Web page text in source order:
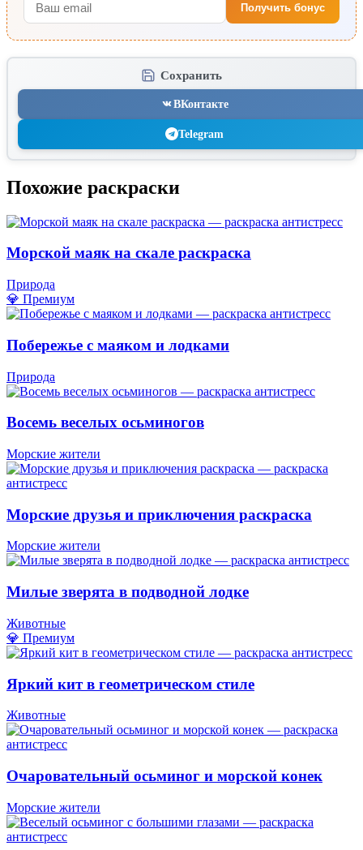
Получить бонус
Сохранить
ВКонтакте
Telegram
Похожие раскраски
Морской маяк на скале раскраска
Природа
💎 Премиум
Побережье с маяком и лодками
Природа
Восемь веселых осьминогов
Морские жители
Морские друзья и приключения раскраска
Морские жители
Милые зверята в подводной лодке
Животные
💎 Премиум
Яркий кит в геометрическом стиле
Животные
Очаровательный осьминог и морской конек
Морские жители